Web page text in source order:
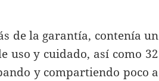
de la garantía, contenía un
uso y cuidado, así como 32
y compartiendo poco a